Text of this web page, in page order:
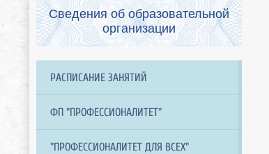
Сведения об образовательной
организации
РАСПИСАНИЕ ЗАНЯТИЙ
ФП "ПРОФЕССИОНАЛИТЕТ"
"ПРОФЕССИОНАЛИТЕТ ДЛЯ ВСЕХ"